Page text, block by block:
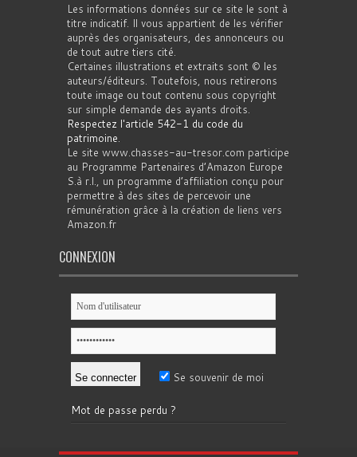
Les informations données sur ce site le sont à
titre indicatif. Il vous appartient de les vérifier
auprès des organisateurs, des annonceurs ou
de tout autre tiers cité.
Certaines illustrations et extraits sont © les
auteurs/éditeurs. Toutefois, nous retirerons
toute image ou tout contenu sous copyright
sur simple demande des ayants droits.
Respectez l'article 542-1 du code du
patrimoine
Le site www.chasses-au-tresor.com participe
au Programme Partenaires d’Amazon Europe
S.à r.l., un programme d’affiliation conçu pour
permettre à des sites de percevoir une
rémunération grâce à la création de liens vers
Amazon.fr
CONNEXION
Se souvenir de moi
Mot de passe perdu ?